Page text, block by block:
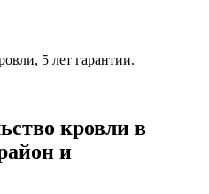
5 лет гарантии.
кровли в
и